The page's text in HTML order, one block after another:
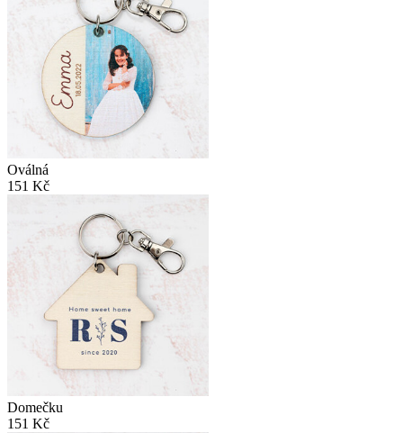
Oválná
151 Kč
Domečku
151 Kč